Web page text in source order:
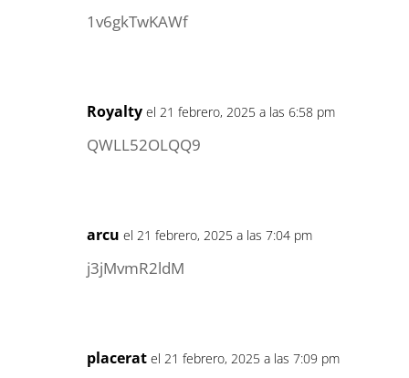
1v6gkTwKAWf
Royalty el 21 febrero, 2025 a las 6:58 pm
QWLL52OLQQ9
arcu el 21 febrero, 2025 a las 7:04 pm
j3jMvmR2ldM
placerat el 21 febrero, 2025 a las 7:09 pm